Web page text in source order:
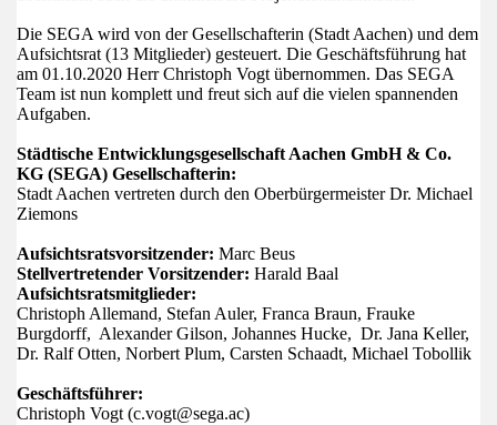
Die SEGA wird von der Gesellschafterin (Stadt Aachen) und dem
Aufsichtsrat (13 Mitglieder) gesteuert. Die Geschäftsführung hat
am 01.10.2020 Herr Christoph Vogt übernommen. Das SEGA
Team ist nun komplett und freut sich auf die vielen spannenden
Aufgaben.
Städtische Entwicklungsgesellschaft Aachen GmbH & Co.
KG (SEGA) Gesellschafterin:
Stadt Aachen vertreten durch den Oberbürgermeister Dr. Michael
Ziemons
Aufsichtsratsvorsitzender: Marc Beus
Stellvertretender Vorsitzender: Harald Baal
Aufsichtsratsmitglieder:
Christoph Allemand, Stefan Auler, Franca Braun, Frauke
Burgdorff, Alexander Gilson, Johannes Hucke, Dr. Jana Keller,
Dr. Ralf Otten, Norbert Plum, Carsten Schaadt, Michael Tobollik
Geschäftsführer:
Christoph Vogt (c.vogt@sega.ac)